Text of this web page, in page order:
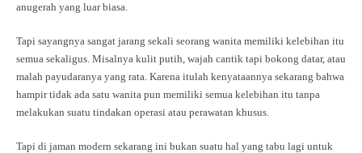
anugerah yang luar biasa.
Tapi sayangnya sangat jarang sekali seorang wanita memiliki kelebihan itu
semua sekaligus. Misalnya kulit putih, wajah cantik tapi bokong datar, atau
malah payudaranya yang rata. Karena itulah kenyataannya sekarang bahwa
hampir tidak ada satu wanita pun memiliki semua kelebihan itu tanpa
melakukan suatu tindakan operasi atau perawatan khusus.
Tapi di jaman modern sekarang ini bukan suatu hal yang tabu lagi untuk